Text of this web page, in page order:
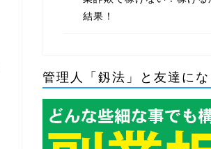
結果！
管理人「釼法」と友達にな